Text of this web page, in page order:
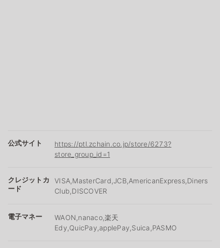
公式サイト
https://ptl.zchain.co.jp/store/6273?
store_group_id=1
クレジットカ
ード
VISA,MasterCard,JCB,AmericanExpress,Diners
Club,DISCOVER
電子マネー
WAON,nanaco,楽天
Edy,QuicPay,applePay,Suica,PASMO